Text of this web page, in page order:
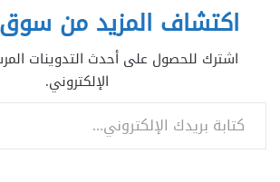
اكتشاف المزيد من
اشترك للحصول على أحدث التدوينات
الإلكتروني.
كتابة بريدك الإلكتروني...